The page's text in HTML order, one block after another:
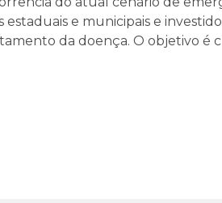
e municipais e
da doença. O objetivo é